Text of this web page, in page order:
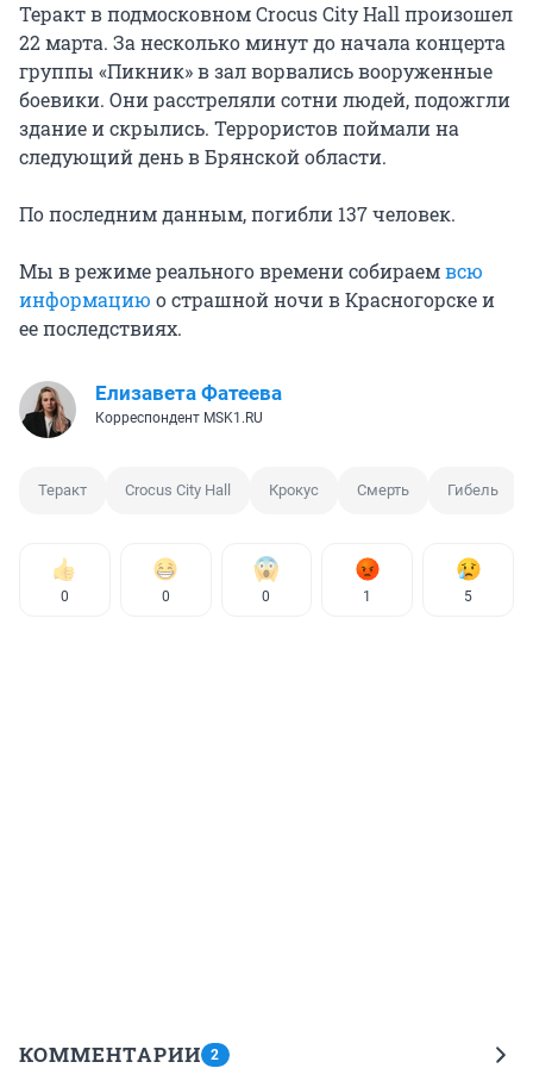
Теракт в подмосковном Crocus City Hall произошел
22 марта. За несколько минут до начала концерта
группы «Пикник» в зал ворвались вооруженные
боевики. Они расстреляли сотни людей, подожгли
здание и скрылись. Террористов поймали на
следующий день в Брянской области.
По последним данным, погибли 137 человек.
Мы в режиме реального времени собираемвсю
информацию о страшной ночи в Красногорске и
ее последствиях.
Елизавета Фатеева
Корреспондент MSK1.RU
Теракт Crocus City Hall Крокус Смерть Гибель
0 0 0 1 5
КОММЕНТАРИИ 2